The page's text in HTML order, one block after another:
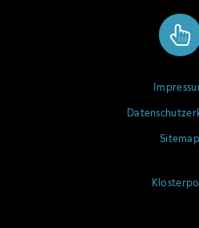
Sitemap